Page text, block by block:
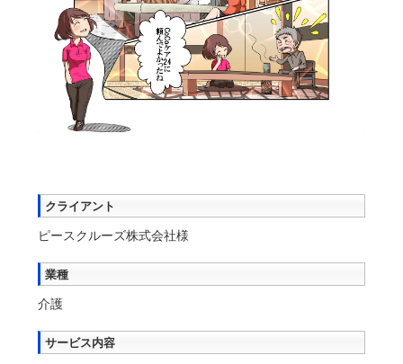
クライアント
ピースクルーズ株式会社様
業種
介護
サービス内容